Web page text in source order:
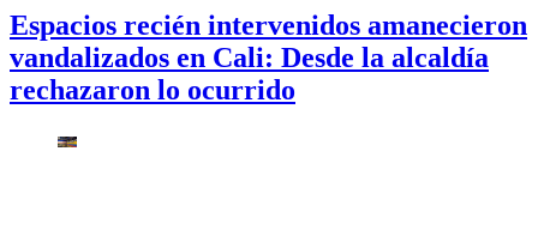
Espacios recién intervenidos amanecieron
vandalizados en Cali: Desde la alcaldía
rechazaron lo ocurrido